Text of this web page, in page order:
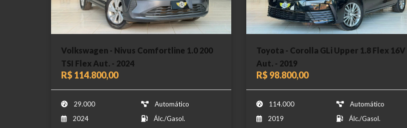
Volkswagen - Nivus Comfortline 1.0 200
TSI Flex Aut. - 2024
R$ 114.800,00
29.000
Automático
2024
Álc./Gasol.
Toyota - Corolla GLi Upper 1.8 Flex 16V
Aut. - 2019
R$ 98.800,00
114.000
Automático
2019
Álc./Gasol.